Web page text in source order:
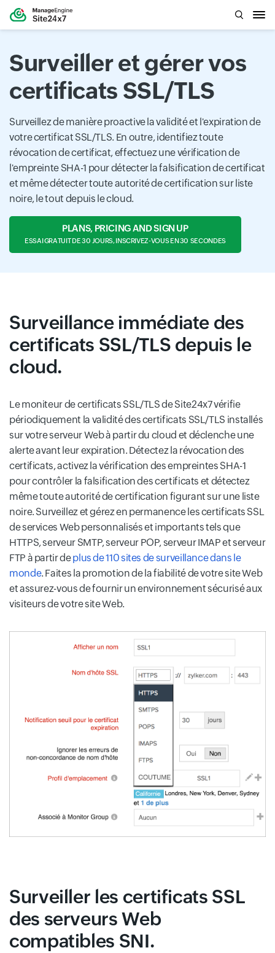
Surveiller et gérer vos
certificats SSL/TLS
Surveillez de manière proactive la validité et l'expiration de
votre certificat SSL/TLS. En outre, identifiez toute
révocation de certificat, effectuez une vérification de
l'empreinte SHA-1 pour détecter la falsification de certificat
et même détecter toute autorité de certification sur liste
noire, le tout depuis le cloud.
PLANS, PRICING AND SIGN UP
ESSAI GRATUIT DE 30 JOURS, INSCRIVEZ-VOUS EN 30 SECONDES
Surveillance immédiate des
certificats SSL/TLS depuis le
cloud.
Le moniteur de certificats SSL/TLS de Site24x7 vérifie
périodiquement la validité des certificats SSL/TLS installés
sur votre serveur Web à partir du cloud et déclenche une
alerte avant leur expiration. Détectez la révocation des
certificats, activez la vérification des empreintes SHA-1
pour contrôler la falsification des certificats et détectez
même toute autorité de certification figurant sur une liste
noire. Surveillez et gérez en permanence les certificats SSL
de services Web personnalisés et importants tels que
HTTPS, serveur SMTP, serveur POP, serveur IMAP et serveur
FTP à partir deplus de 110 sites de surveillance dans le
monde. Faites la promotion de la fiabilité de votre site Web
et assurez-vous de fournir un environnement sécurisé aux
visiteurs de votre site Web.
Surveiller les certificats SSL
des serveurs Web
compatibles SNI.